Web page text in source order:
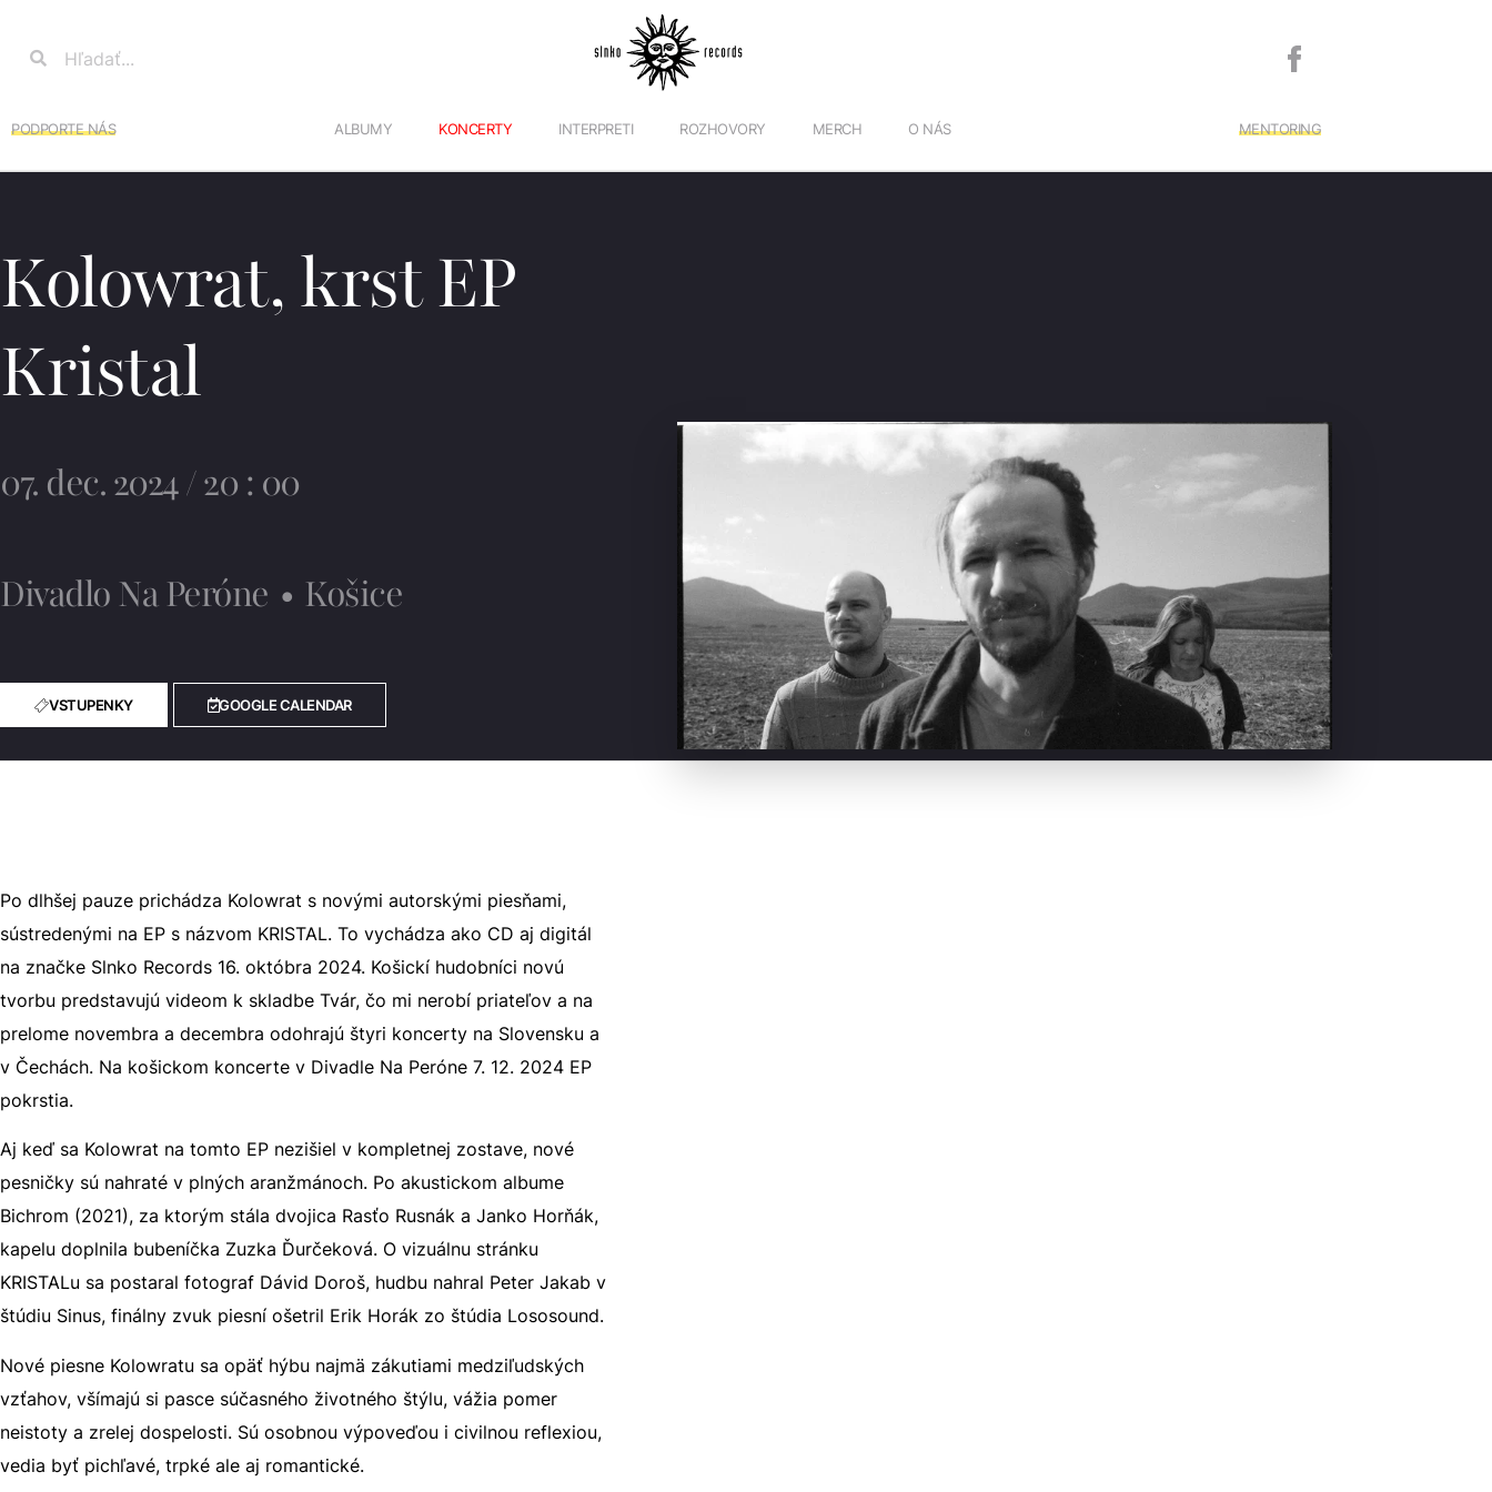
ALBUMY KONCERTY INTERPRETI ROZHOVORY MERCH O NÁS
PODPORTE NÁS MENTORING
Kolowrat, krst EP
Kristal
07. dec. 2024 / 20 : 00
Divadlo Na Peróne • Košice
VSTUPENKY GOOGLE CALENDAR
Po dlhšej pauze prichádza Kolowrat s novými autorskými piesňami,
sústredenými na EP s názvom KRISTAL. To vychádza ako CD aj digitál
na značke Slnko Records 16. októbra 2024. Košickí hudobníci novú
tvorbu predstavujú videom k skladbe Tvár, čo mi nerobí priateľov a na
prelome novembra a decembra odohrajú štyri koncerty na Slovensku a
v Čechách. Na košickom koncerte v Divadle Na Peróne 7. 12. 2024 EP
pokrstia.
Aj keď sa Kolowrat na tomto EP nezišiel v kompletnej zostave, nové
pesničky sú nahraté v plných aranžmánoch. Po akustickom albume
Bichrom (2021), za ktorým stála dvojica Rasťo Rusnák a Janko Horňák,
kapelu doplnila bubeníčka Zuzka Ďurčeková. O vizuálnu stránku
KRISTALu sa postaral fotograf Dávid Doroš, hudbu nahral Peter Jakab v
štúdiu Sinus, finálny zvuk piesní ošetril Erik Horák zo štúdia Lososound.
Nové piesne Kolowratu sa opäť hýbu najmä zákutiami medziľudských
vzťahov, všímajú si pasce súčasného životného štýlu, vážia pomer
neistoty a zrelej dospelosti. Sú osobnou výpoveďou i civilnou reflexiou,
vedia byť pichľavé, trpké ale aj romantické.